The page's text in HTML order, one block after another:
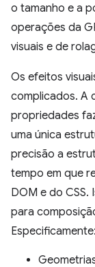
o tamanho e a
operações da
visuais e de
Os efeitos
complicados. A
propriedades
uma única
precisão a
tempo em que
DOM e do
para
Especificamente: